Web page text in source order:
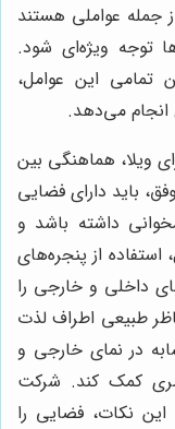
جمله عواملی هستند
توجه ویژه‌ای شود.
تمامی این عوامل،
انجام می‌دهد.
ویلا، هماهنگی بین
باید دارای فضایی
داشته باشد و
از پنجره‌های
داخلی و خارجی را
طبیعی اطراف لذت
در نمای خارجی و
کمک کند. شرکت
نکات، فضایی را